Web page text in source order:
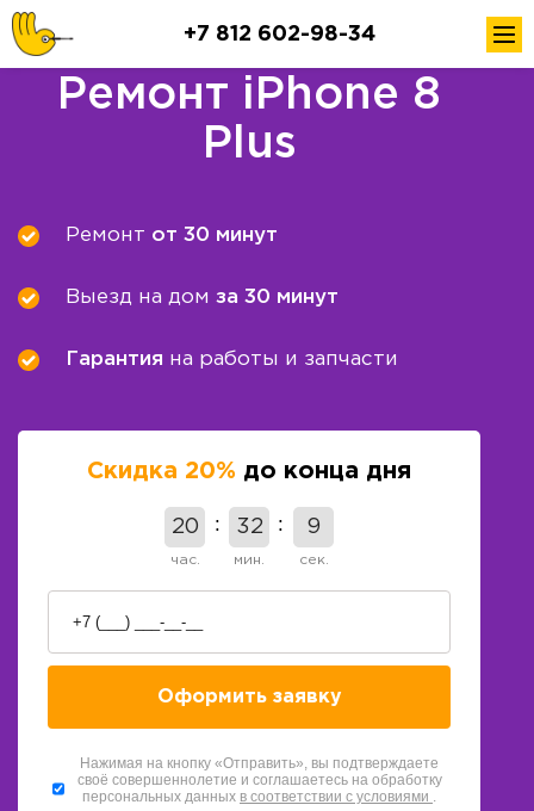
+7 812 602-98-34
Ремонт iPhone 8
Plus
Ремонт от 30 минут
Выезд на дом за 30 минут
Гарантия на работы и запчасти
Скидка 20% до конца дня
20
час.
32
мин.
8
сек.
Нажимая на кнопку «Отправить», вы подтверждаете
своё совершеннолетие и соглашаетесь на обработку
персональных данных в соответствии с условиями .